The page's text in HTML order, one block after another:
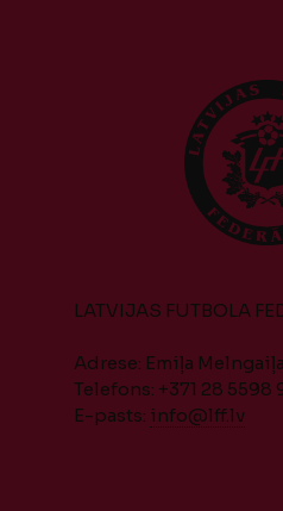
LATVIJAS FUTBOLA
Adrese: Emiļa
Telefons: +371 28 5598
E-pasts: info@lff.lv